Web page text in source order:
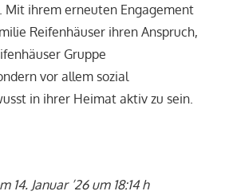
Mit ihrem erneuten Engagement
Reifenhäuser ihren Anspruch,
Gruppe
vor allem sozial
in ihrer Heimat aktiv zu sein.
Januar ’26 um 18:14 h